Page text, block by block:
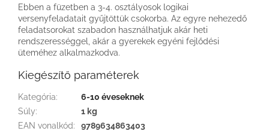
Ebben a füzetben a 3-4. osztályosok logikai
versenyfeladatait gyűjtöttük csokorba. Az egyre nehezedő
feladatsorokat szabadon használhatjuk akár heti
rendszerességgel, akár a gyerekek egyéni fejlődési
üteméhez alkalmazkodva.
Kiegészítő paraméterek
Kategória:
6-10 éveseknek
Súly:
1 kg
EAN vonalkód:
9789634863403